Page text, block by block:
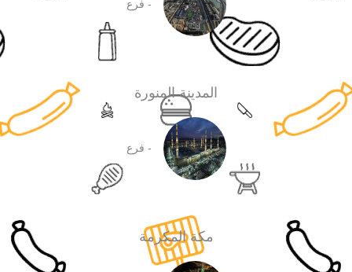
- فرع
المدينة المنورة
- فرع
مكة المكرمة